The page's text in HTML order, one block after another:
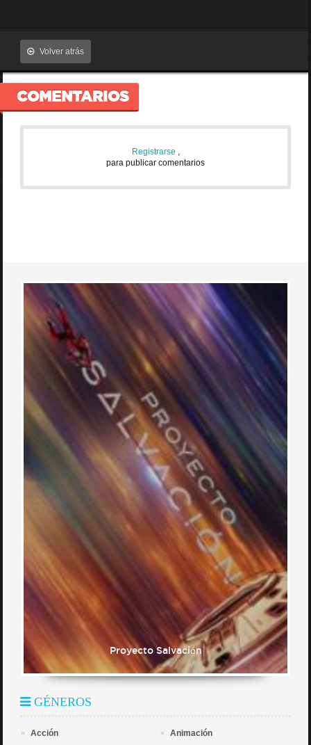
Volver atrás
COMENTARIOS
Registrarse ,
para publicar comentarios
Proyecto Salvación
GÉNEROS
Acción
Animación